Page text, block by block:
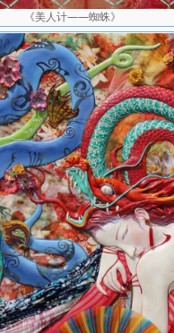
《美人计——蜘蛛》